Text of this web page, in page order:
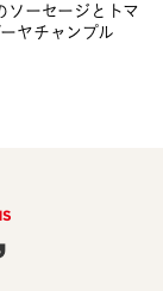
ソーセージとトマ
ーヤチャンプル